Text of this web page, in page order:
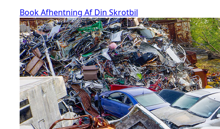
Book Afhentning Af Din Skrotbil